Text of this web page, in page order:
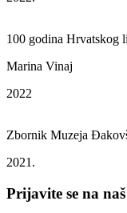
100 godina Hrvatskog
Marina Vinaj
2022
Zbornik Muzeja
2021.
Prijavite se na